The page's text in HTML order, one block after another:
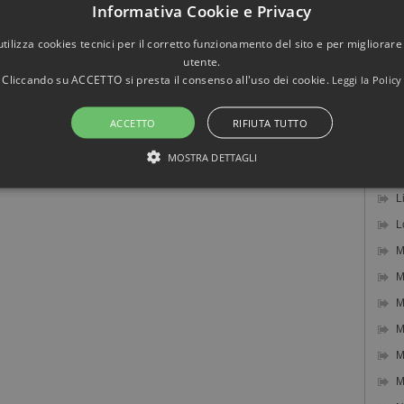
Informativa Cookie e Privacy
cookies tecnici per il corretto funzionamento del sito e per
utente.
Cliccando su ACCETTO si presta il consenso all'uso dei cookie. Leggi la Policy
ACCETTO RIFIUTA TUTTO
MOSTRA DETTAGLI
STRETTAMENTE NECESSARI E STATISTICHE
funzionalità del sito Web principale come l'accesso degli utenti e la
Cookie generato da applicazioni basate
identificatore generico utilizzato per
utente. Normalmente è un numero